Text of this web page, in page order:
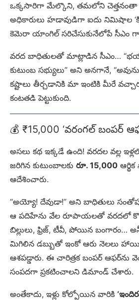
ఒక్కసారిగా మేల్కొని, తమలోని చెత్తనంతా
అధికారులు హడావుడిగా ఐదు నిమిషాల
కెమెరా యాంగిల్ సరిచేసుకునేలోపే సీఎం
వరద బాధితులతో మాట్లాడిన సీఎం…
కుటుంబ సభ్యులు” అని అనగానే,
కష్టాలు తీర్చడానికి మా ఇంటికి మీరే
కంటతడి పెట్టుకుంది.
💰 ₹15,000 ‘వరంగల్ బంపర్
అసలు కథ ఇక్కడే ఉంది! వరదల వల్ల
జరిగిన కుటుంబాలకు రూ. 15,000
ఆదేశించారు.
“అయ్యో! దేవుడా!” అని బాధితులు
ఆ పదిహేను వేల రూపాయలతో వరదలో
బిల్లులు, ఫ్రిజ్, టీవీ, పోయిన బంగారం…
మిగిలిన డబ్బుతో ఇంకో ఆరు నెలలు
ఆశపడ్డారు. ఈ చారిత్రక బంపర్ ఆఫర్‌ను
సంపదగా ప్రకటించాలని డిమాండ్ చేశారు.
అంతేకాదు, ఇళ్లు కోల్పోయిన వారికి